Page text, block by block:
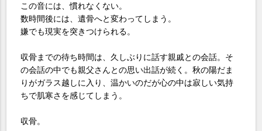
この音には、慣れなくない。
数時間後には、遺骨へと変わってしまう。
嫌でも現実を突きつけられる。
収骨までの待ち時間は、久しぶりに話す親戚との会話。そ
の会話の中でも親父さんとの思い出話が続く。秋の陽だま
りがガラス越しに入り、温かいのだが心の中は寂しい気持
ちで肌寒さを感じてしまう。
収骨。